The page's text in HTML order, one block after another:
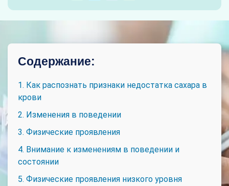
Содержание:
1. Как распознать признаки недостатка сахара в
крови
2. Изменения в поведении
3. Физические проявления
4. Внимание к изменениям в поведении и
состоянии
5. Физические проявления низкого уровня